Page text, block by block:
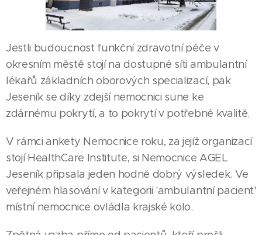
Jestli budoucnost funkční zdravotní péče v
okresním městě stojí na dostupné síti ambulantní
lékařů základních oborových specializací, pak
Jeseník se díky zdejší nemocnici sune ke
zdárnému pokrytí, a to pokrytí v potřebné kvalitě.
V rámci ankety Nemocnice roku, za jejíž organizací
stojí HealthCare Institute, si Nemocnice AGEL
Jeseník připsala jeden hodně dobrý výsledek. Ve
veřejném hlasování v kategorii 'ambulantní pacient'
místní nemocnice ovládla krajské kolo.